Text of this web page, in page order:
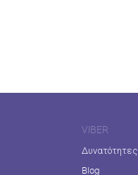
VIBER
Δυνατότητες
Blog